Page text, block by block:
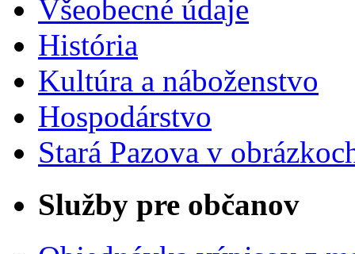
Všeobecné údaje
História
Kultúra a náboženstvo
Hospodárstvo
Stará Pazova v
Služby pre občanov